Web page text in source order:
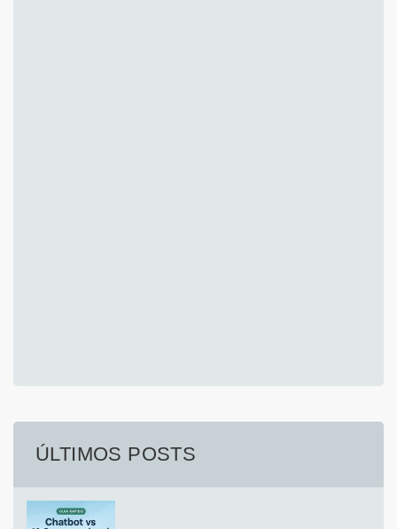
ÚLTIMOS POSTS